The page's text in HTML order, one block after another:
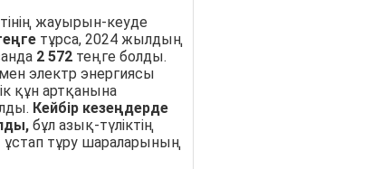
жауырын-кеуде
тұрса, 2024 жылдың
2 572 теңге болды.
электр энергиясы
құн артқанына
Кейбір кезеңдерде
бұл азық-түліктің
тұру шараларының